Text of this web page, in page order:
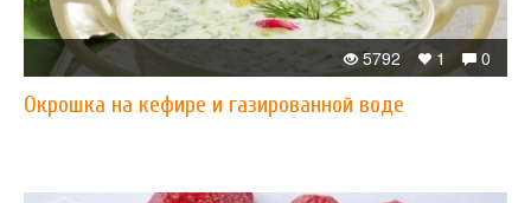
0
1
5792
Окрошка на кефире и газированной воде